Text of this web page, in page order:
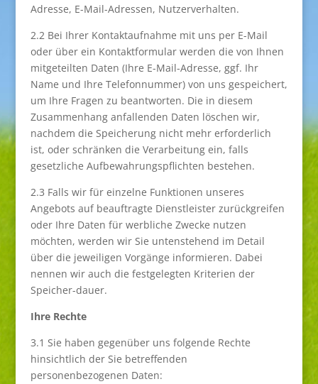
Adresse, E-Mail-Adressen, Nutzerverhalten.
2.2 Bei Ihrer Kontaktaufnahme mit uns per E-Mail
oder über ein Kontaktformular werden die von Ihnen
mitgeteilten Daten (Ihre E-Mail-Adresse, ggf. Ihr
Name und Ihre Telefonnummer) von uns gespeichert,
um Ihre Fragen zu beantworten. Die in diesem
Zusammenhang anfallenden Daten löschen wir,
nachdem die Speicherung nicht mehr erforderlich
ist, oder schränken die Verarbeitung ein, falls
gesetzliche Aufbewahrungspflichten bestehen.
2.3 Falls wir für einzelne Funktionen unseres
Angebots auf beauftragte Dienstleister zurückgreifen
oder Ihre Daten für werbliche Zwecke nutzen
möchten, werden wir Sie untenstehend im Detail
über die jeweiligen Vorgänge informieren. Dabei
nennen wir auch die festgelegten Kriterien der
Speicher-dauer.
Ihre Rechte
3.1 Sie haben gegenüber uns folgende Rechte
hinsichtlich der Sie betreffenden
personenbezogenen Daten: